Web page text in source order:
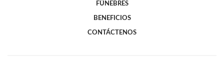
FÚNEBRES
BENEFICIOS
CONTÁCTENOS